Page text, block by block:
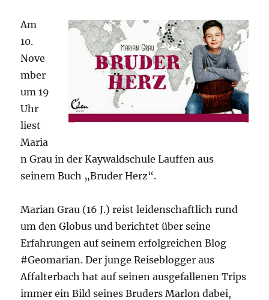
in
Lauffen
Am
10.
Nove
mber
um 19
Uhr
liest
Maria
n Grau in der Kaywaldschule Lauffen aus
seinem Buch „Bruder Herz“.
Marian Grau (16 J.) reist leidenschaftlich rund
um den Globus und berichtet über seine
Erfahrungen auf seinem erfolgreichen Blog
#Geomarian. Der junge Reiseblogger aus
Affalterbach hat auf seinen ausgefallenen Trips
immer ein Bild seines Bruders Marlon dabei,